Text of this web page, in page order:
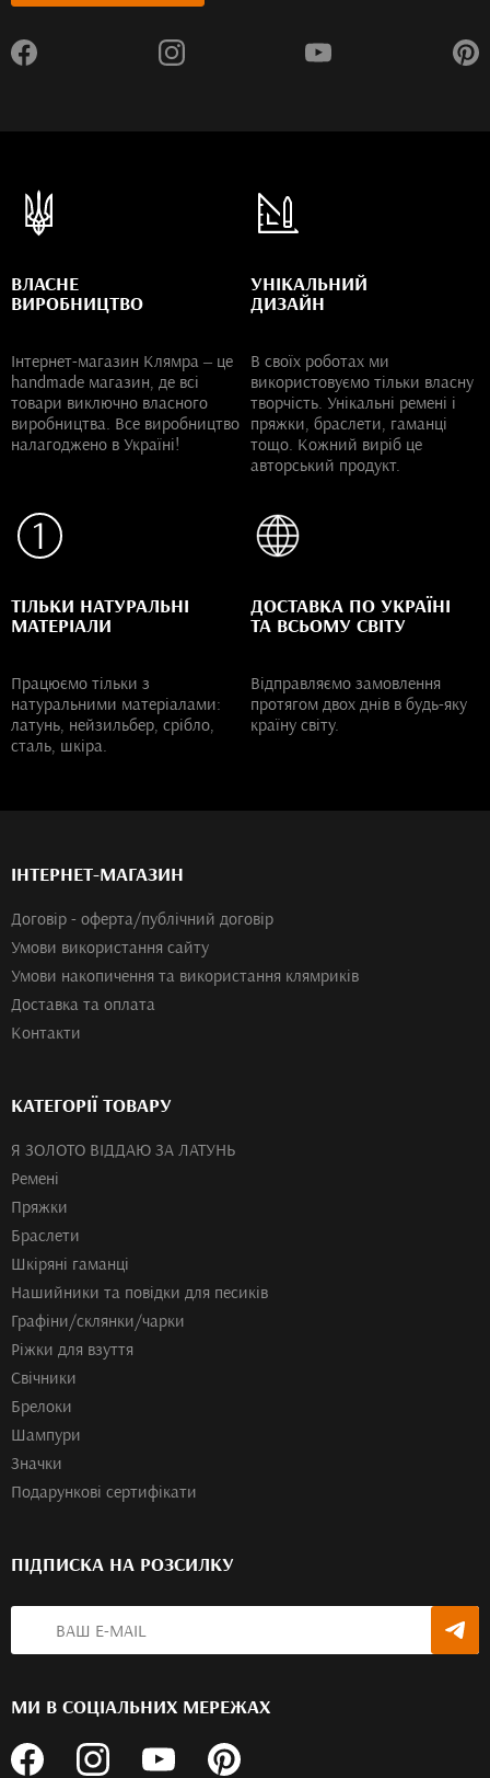
ВЛАСНЕ
ВИРОБНИЦТВО
Інтернет-магазин Клямра – це
handmade магазин, де всі
товари виключно власного
виробництва. Все виробництво
налагоджено в Україні!
УНІКАЛЬНИЙ
ДИЗАЙН
В своїх роботах ми
використовуємо тільки власну
творчість. Унікальні ремені і
пряжки, браслети, гаманці
тощо. Кожний виріб це
авторський продукт.
ТІЛЬКИ НАТУРАЛЬНІ
МАТЕРІАЛИ
Працюємо тільки з
натуральними матеріалами:
латунь, нейзильбер, срібло,
сталь, шкіра.
ДОСТАВКА ПО УКРАЇНІ
ТА ВСЬОМУ СВІТУ
Відправляємо замовлення
протягом двох днів в будь-яку
країну світу.
ІНТЕРНЕТ-МАГАЗИН
Договір - оферта/публічний договір
Умови використання сайту
Умови накопичення та використання клямриків
Доставка та оплата
Контакти
КАТЕГОРІЇ ТОВАРУ
Я ЗОЛОТО ВІДДАЮ ЗА ЛАТУНЬ
Ремені
Пряжки
Браслети
Шкіряні гаманці
Нашийники та повідки для песиків
Графіни/склянки/чарки
Ріжки для взуття
Свічники
Брелоки
Шампури
Значки
Подарункові сертифікати
ПІДПИСКА НА РОЗСИЛКУ
МИ В СОЦІАЛЬНИХ МЕРЕЖАХ